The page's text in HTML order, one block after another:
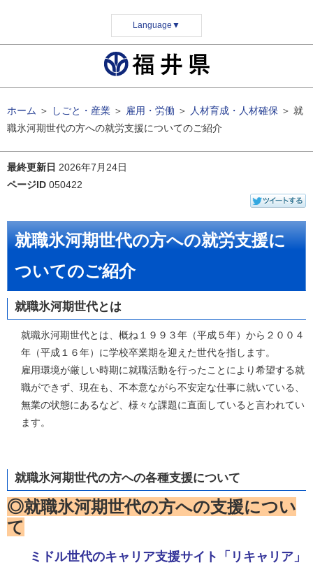
Language ▼
ホーム ＞ しごと・産業 ＞ 雇用・労働 ＞ 人材育成・人材確保 ＞ 就
職氷河期世代の方への就労支援についてのご紹介
最終更新日 2026年7月24日
ページID 050422
就職氷河期世代の方への就労支援に
ついてのご紹介
就職氷河期世代とは
就職氷河期世代とは、概ね１９９３年（平成５年）から２００４
年（平成１６年）に学校卒業期を迎えた世代を指します。
雇用環境が厳しい時期に就職活動を行ったことにより希望する就
職ができず、現在も、不本意ながら不安定な仕事に就いている、
無業の状態にあるなど、様々な課題に直面していると言われてい
ます。
就職氷河期世代の方への各種支援について
◎就職氷河期世代の⽅への⽀援につい
て
ミドル世代のキャリア支援サイト「リキャリア」